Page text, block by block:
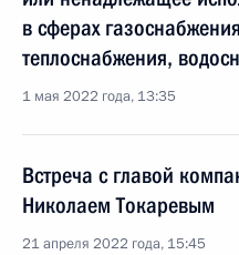
в сферах
теплоснабжения,
1 мая 2022 года, 13:35
Встреча с главой
Николаем Токаревым
21 апреля 2022 года, 15:45